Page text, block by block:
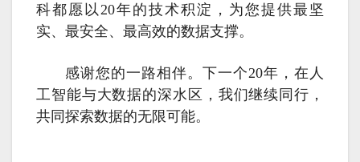
科都愿以20年的技术积淀，为您提供最坚
实、最安全、最高效的数据支撑。
感谢您的一路相伴。下一个20年，在人
工智能与大数据的深水区，我们继续同行，
共同探索数据的无限可能。